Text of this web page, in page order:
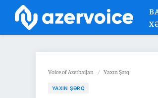
Voice of Azerbaijan / Yaxın Şərq
YAXIN ŞƏRQ